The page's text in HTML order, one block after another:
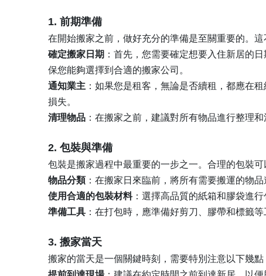
1. 前期準備
在開始搬家之前，做好充分的準備是至關重要的。
確定搬家日期 ：首先，您需要確定想要入住新居的
保您能夠選擇到合適的搬家公司。
通知業主 ：如果您是租客，無論是否續租，都應在
損失。
清理物品 ：在搬家之前，建議對所有物品進行整理
2. 包裝與準備
包裝是搬家過程中最重要的一步之一。合理的包裝
物品分類：在搬家日來臨前，將所有需要搬運的物
使用合適的包裝材料：選擇高品質的紙箱和膠袋進
準備工具 ：在打包時，應準備好剪刀、膠帶和標籤
3. 搬家當天
搬家的當天是一個關鍵時刻，需要特別注意以下幾點